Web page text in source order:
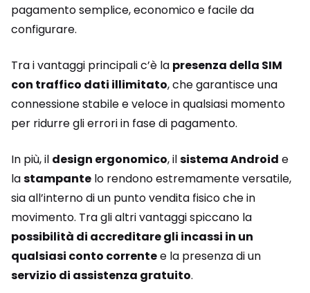
pagamento semplice, economico e facile da
configurare.
Tra i vantaggi principali c’è la presenza della SIM
con traffico dati illimitato, che garantisce una
connessione stabile e veloce in qualsiasi momento
per ridurre gli errori in fase di pagamento.
In più, il design ergonomico, ilsistema Android e
lastampante lo rendono estremamente versatile,
sia all’interno di un punto vendita fisico che in
movimento. Tra gli altri vantaggi spiccano la
possibilità di accreditare gli incassi in un
qualsiasi conto correntee la presenza di un
servizio di assistenza gratuito.